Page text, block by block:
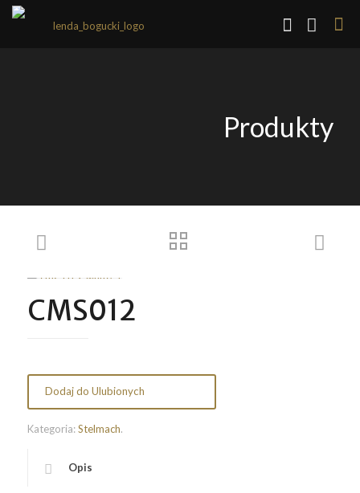
Produkty
CMS012
Dodaj do Ulubionych
Kategoria:Stelmach.
Opis